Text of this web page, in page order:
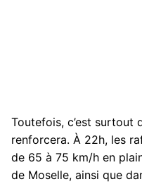
Toutefois, c’est surtout
renforcera. À 22h, les
de 65 à 75 km/h en
de Moselle, ainsi que